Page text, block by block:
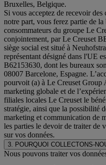
Bruxelles, Belgique.
Si vous acceptez de recevoir
notre part, vous ferez partie de la
consommateurs du groupe Le
conjointement, par Le Creuset
siège social est situé à
représentant désigné dans l'UE
B62153630, dont les bureaux
08007 Barcelone, Espagne.
pourvoit (a) à Le Creuset Group
marketing globale et de
filiales locales Le Creuset le
stratégie, ainsi que la possibilité
marketing et communication de
les parties le devoir de traiter de
sur vos données.
3. POURQUOI COLLECTONS-
Nous pouvons traiter vos